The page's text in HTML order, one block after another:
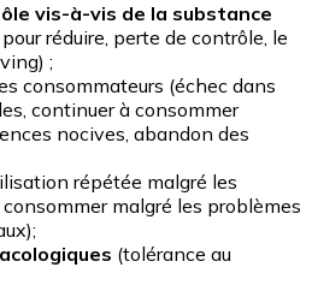
vis-à-vis de la substance
réduire, perte de contrôle, le
;
consommateurs (échec dans
continuer à consommer
nocives, abandon des
répétée malgré les
malgré les problèmes
(tolérance au